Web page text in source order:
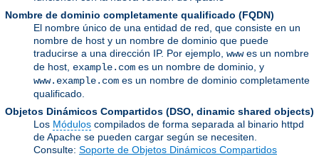
Nombre de dominio completamente qualificado (FQDN)
El nombre único de una entidad de red, que consiste en un
nombre de host y un nombre de dominio que puede
traducirse a una dirección IP. Por ejemplo, wwwes un nombre
de host, example.com es un nombre de dominio, y
www.example.com es un nombre de dominio completamente
qualificado.
Objetos Dinámicos Compartidos (DSO, dinamic shared objects)
Los Módulos compilados de forma separada al binario httpd
de Apache se pueden cargar según se necesiten.
Consulte: Soporte de Objetos Dinámicos Compartidos